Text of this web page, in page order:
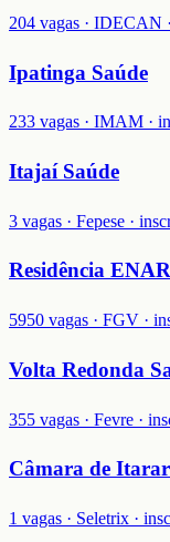
204 vagas · IDECAN
Ipatinga Saúde
233 vagas · IMAM ·
Itajaí Saúde
3 vagas · Fepese ·
Residência
5950 vagas · FGV ·
Volta Redonda
355 vagas · Fevre ·
Câmara de
1 vagas · Seletrix ·